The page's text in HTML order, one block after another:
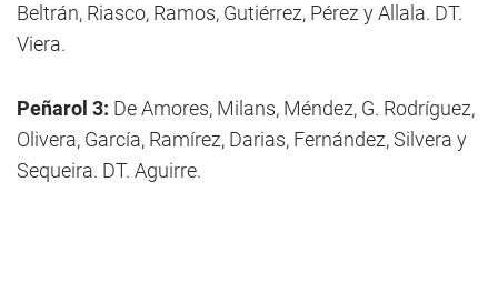
Beltrán, Riasco, Ramos, Gutiérrez, Pérez y Allala. DT.
Viera.
Peñarol 3: De Amores, Milans, Méndez, G. Rodríguez,
Olivera, García, Ramírez, Darias, Fernández, Silvera y
Sequeira. DT. Aguirre.